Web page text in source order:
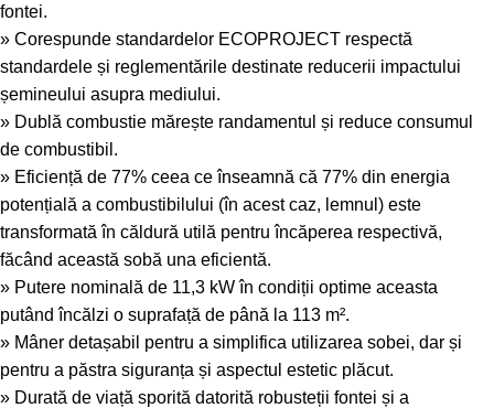
fontei.
» Corespunde standardelor ECOPROJECT respectă
standardele și reglementările destinate reducerii impactului
șemineului asupra mediului.
» Dublă combustie mărește randamentul și reduce consumul
de combustibil.
» Eficiență de 77% ceea ce înseamnă că 77% din energia
potențială a combustibilului (în acest caz, lemnul) este
transformată în căldură utilă pentru încăperea respectivă,
făcând această sobă una eficientă.
» Putere nominală de 11,3 kW în condiții optime aceasta
putând încălzi o suprafață de până la 113 m².
» Mâner detașabil pentru a simplifica utilizarea sobei, dar și
pentru a păstra siguranța și aspectul estetic plăcut.
» Durată de viață sporită datorită robusteții fontei și a